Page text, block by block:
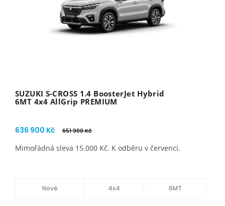
SUZUKI S-CROSS 1.4 BoosterJet Hybrid
6MT 4x4 AllGrip PREMIUM
636 900 Kč 651 900 Kč
Mimořádná sleva 15.000 Kč. K odběru v červenci.
Nové 4x4 6MT